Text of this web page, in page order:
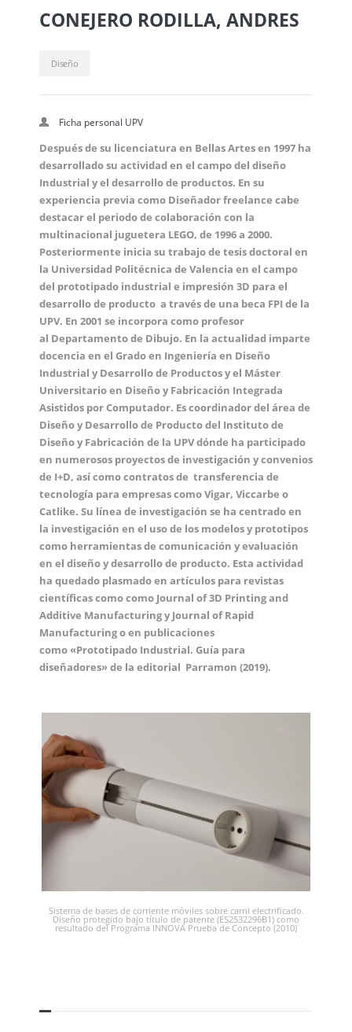
CONEJERO RODILLA, ANDRES
Diseño
Ficha personal UPV
Después de su licenciatura en Bellas Artes en 1997 ha
desarrollado su actividad en el campo del diseño
Industrial y el desarrollo de productos. En su
experiencia previa como Diseñador freelance cabe
destacar el periodo de colaboración con la
multinacional juguetera LEGO, de 1996 a 2000.
Posteriormente inicia su trabajo de tesis doctoral en
la Universidad Politécnica de Valencia en el campo
del prototipado industrial e impresión 3D para el
desarrollo de producto a través de una beca FPI de la
UPV. En 2001 se incorpora como profesor
al Departamento de Dibujo. En la actualidad imparte
docencia en el Grado en Ingeniería en Diseño
Industrial y Desarrollo de Productosy el Máster
Universitario en Diseño y Fabricación Integrada
Asistidos por Computador. Es coordinador del área de
Diseño y Desarrollo de Producto del Instituto de
Diseño y Fabricación de la UPV dónde ha participado
en numerosos proyectos de investigación y convenios
de I+D, así como contratos de transferencia de
tecnología para empresas como Vigar, Viccarbe o
Catlike. Su línea de investigación se ha centrado en
la investigación en el uso de los modelos y prototipos
como herramientas de comunicación y evaluación
en el diseño y desarrollo de producto. Esta actividad
ha quedado plasmado en artículos para revistas
científicas como como Journal of 3D Printing and
Additive Manufacturing y Journal of Rapid
Manufacturing o en publicaciones
como «Prototipado Industrial. Guía para
diseñadores» de la editorial Parramon (2019).
Sistema de bases de corriente móviles sobre carril electrificado.
Diseño protegido bajo título de patente (ES2532296B1) como
resultado del Programa INNOVA Prueba de Concepto (2010)